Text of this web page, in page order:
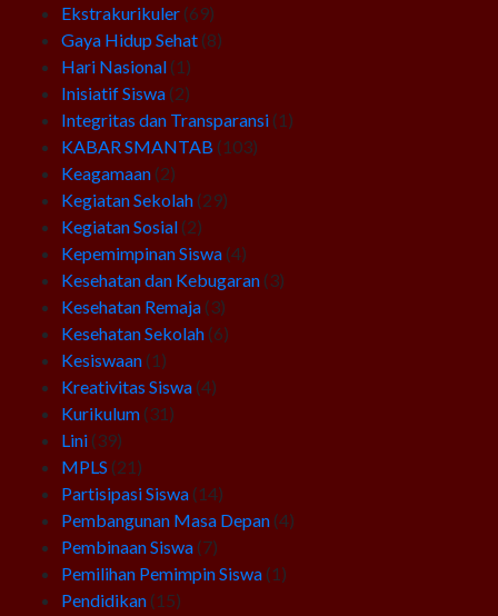
Ekstrakurikuler (69)
Gaya Hidup Sehat (8)
Hari Nasional (1)
Inisiatif Siswa (2)
Integritas dan Transparansi (1)
KABAR SMANTAB (103)
Keagamaan (2)
Kegiatan Sekolah (29)
Kegiatan Sosial (2)
Kepemimpinan Siswa (4)
Kesehatan dan Kebugaran (3)
Kesehatan Remaja (3)
Kesehatan Sekolah (6)
Kesiswaan (1)
Kreativitas Siswa (4)
Kurikulum (31)
Lini (39)
MPLS (21)
Partisipasi Siswa (14)
Pembangunan Masa Depan (4)
Pembinaan Siswa (7)
Pemilihan Pemimpin Siswa (1)
Pendidikan (15)